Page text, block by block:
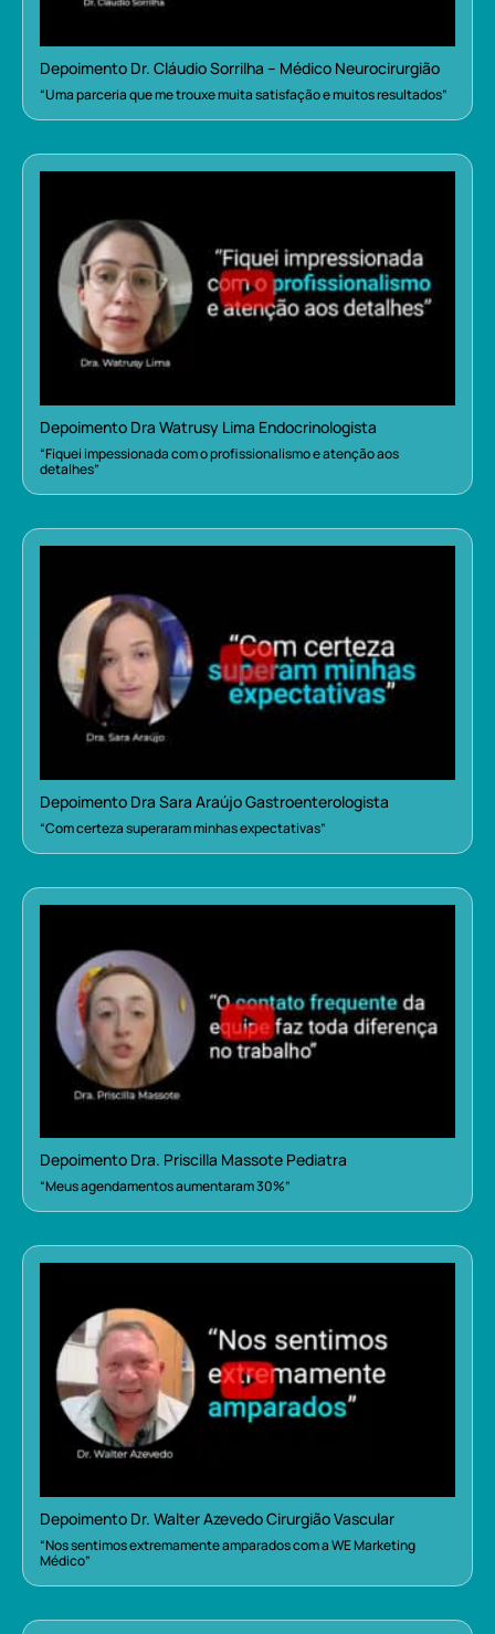
Depoimento Dr. Cláudio Sorrilha – Médico Neurocirurgião
“Uma parceria que me trouxe muita satisfação e muitos resultados”
Depoimento Dra Watrusy Lima Endocrinologista
“Fiquei impessionada com o profissionalismo e atenção aos
detalhes”
Depoimento Dra Sara Araújo Gastroenterologista
“Com certeza superaram minhas expectativas”
Depoimento Dra. Priscilla Massote Pediatra
“Meus agendamentos aumentaram 30%”
Depoimento Dr. Walter Azevedo Cirurgião Vascular
“Nos sentimos extremamente amparados com a WE Marketing
Médico”